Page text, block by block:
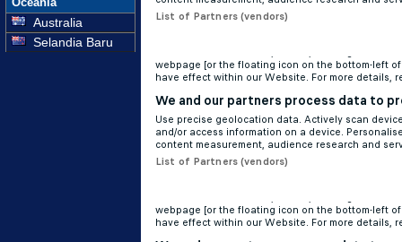
Australia
Selandia Baru